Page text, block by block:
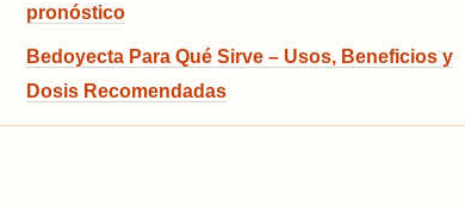
pronóstico
Bedoyecta Para Qué Sirve – Usos, Beneficios y
Dosis Recomendadas